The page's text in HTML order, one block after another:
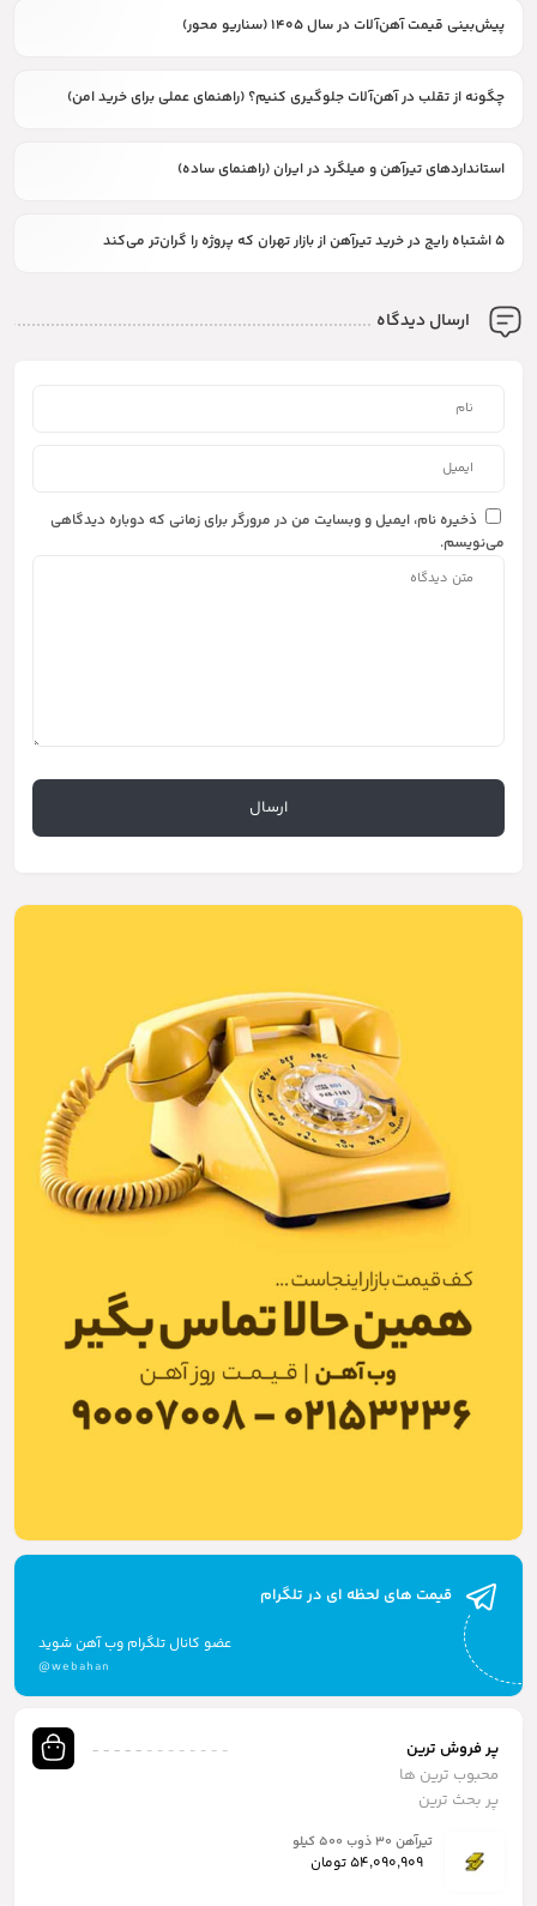
پیش‌بینی قیمت آهن‌آلات در سال ۱۴۰۵ (سناریو محور)
چگونه از تقلب در آهن‌آلات جلوگیری کنیم؟ (راهنمای عملی برای خرید امن)
استانداردهای تیرآهن و میلگرد در ایران (راهنمای ساده)
۵ اشتباه رایج در خرید تیرآهن از بازار تهران که پروژه را گران‌تر می‌کند
ارسال دیدگاه
ذخیره نام، ایمیل و وبسایت من در مرورگر برای زمانی که دوباره دیدگاهی
می‌نویسم.
قیمت های لحظه ای در تلگرام
عضو کانال تلگرام وب آهن شوید
@webahan
پر فروش ترین
محبوب ترین ها
پر بحث ترین
تیرآهن ۳۰ ذوب ۵۰۰ کیلو
54,090,909تومان